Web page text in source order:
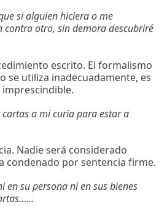
si alguien hiciera o me
contra otro, sin demora descubriré
escrito. El formalismo
se utiliza inadecuadamente, es
a mi curia para estar a
Nadie será considerado
condenado por sentencia firme.
en su persona ni en sus bienes